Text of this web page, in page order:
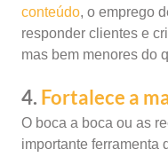
conteúdo, o emprego
responder clientes e
mas bem menores do
4. Fortalece a
O boca a boca ou as
importante ferramenta